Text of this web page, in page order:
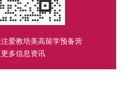
爱教培美高留学预备营
多信息资讯